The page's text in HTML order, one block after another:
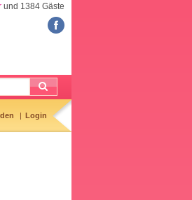
und 1384 Gäste
Login